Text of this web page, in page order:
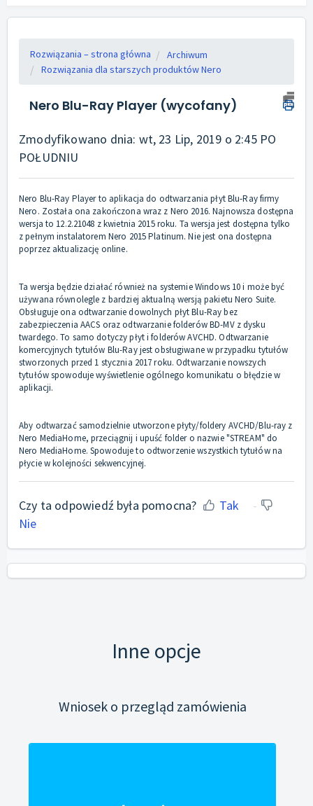
Rozwiązania – strona główna
Archiwum
Rozwiązania dla starszych produktów Nero
Nero Blu-Ray Player (wycofany)
Zmodyfikowano dnia: wt, 23 Lip, 2019 o 2:45 PO
POŁUDNIU
Nero Blu-Ray Player to aplikacja do odtwarzania płyt Blu-Ray firmy
Nero. Została ona zakończona wraz z Nero 2016. Najnowsza dostępna
wersja to 12.2.21048 z kwietnia 2015 roku. Ta wersja jest dostępna tylko
z pełnym instalatorem Nero 2015 Platinum. Nie jest ona dostępna
poprzez aktualizację online.
Ta wersja będzie działać również na systemie Windows 10 i może być
używana równolegle z bardziej aktualną wersją pakietu Nero Suite.
Obsługuje ona odtwarzanie dowolnych płyt Blu-Ray bez
zabezpieczenia AACS oraz odtwarzanie folderów BD-MV z dysku
twardego. To samo dotyczy płyt i folderów AVCHD. Odtwarzanie
komercyjnych tytułów Blu-Ray jest obsługiwane w przypadku tytułów
stworzonych przed 1 stycznia 2017 roku. Odtwarzanie nowszych
tytułów spowoduje wyświetlenie ogólnego komunikatu o błędzie w
aplikacji.
Aby odtwarzać samodzielnie utworzone płyty/foldery AVCHD/Blu-ray z
Nero MediaHome, przeciągnij i upuść folder o nazwie "STREAM" do
Nero MediaHome. Spowoduje to odtworzenie wszystkich tytułów na
płycie w kolejności sekwencyjnej.
Czy ta odpowiedź była pomocna?
Tak
Nie
Inne opcje
Wniosek o przegląd zamówienia